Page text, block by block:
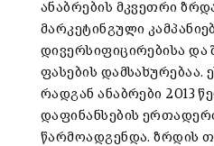
ანაბრების მკვეთრი
მარკეტინგული
დივერსიფიცირებისა და
ფასების დამსახურებაა.
რადგან ანაბრები 2013
დაფინანსების
წარმოადგენდა. ზრდის